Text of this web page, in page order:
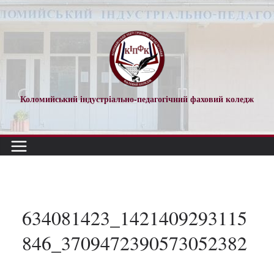
Перейти
до
Коломийський індустріально-педагогічний фаховий коледж
634081423_1421409293115
846_3709472390573052382